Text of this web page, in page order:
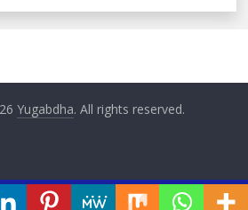
Yugabdha. All rights reserved.
ପ୍ରଫୁଲ୍ଲ ଘଡେଇଙ୍କୁ ଅସୀ ଓ ମସୀ